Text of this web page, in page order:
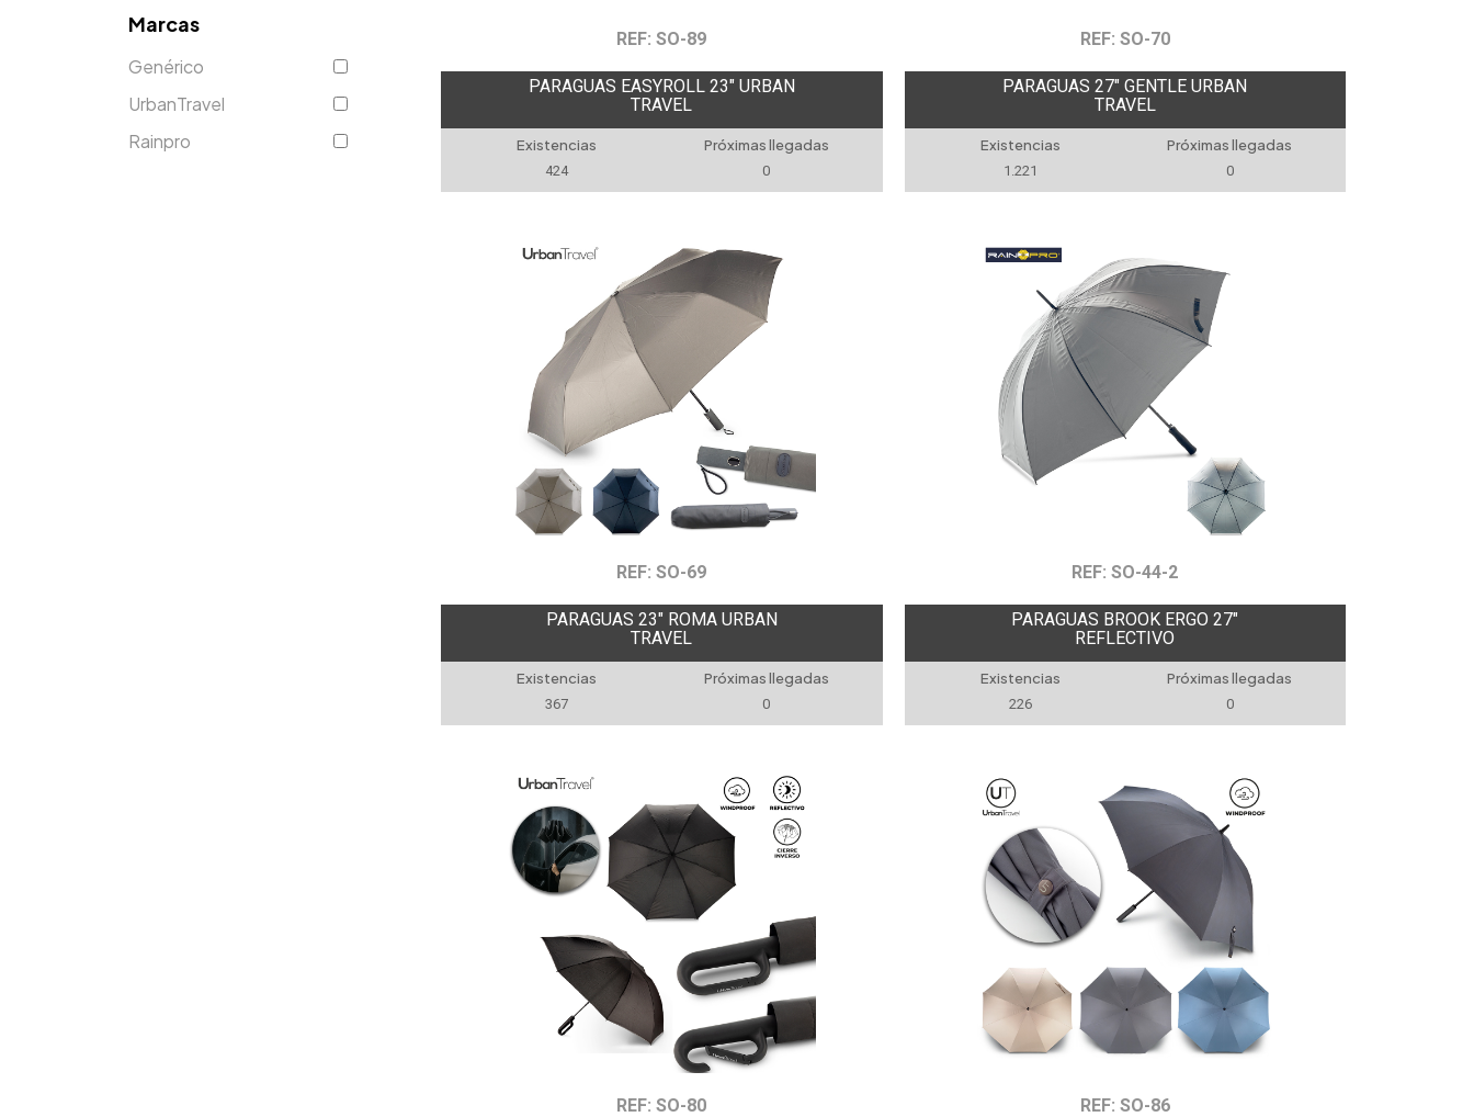
Marcas
Genérico
UrbanTravel
Rainpro
REF: SO-89
PARAGUAS EASYROLL 23" URBAN
TRAVEL
Existencias
424
Próximas llegadas
0
REF: SO-70
PARAGUAS 27" GENTLE URBAN
TRAVEL
Existencias
1.221
Próximas llegadas
0
REF: SO-69
PARAGUAS 23" ROMA URBAN
TRAVEL
Existencias
367
Próximas llegadas
0
REF: SO-44-2
PARAGUAS BROOK ERGO 27"
REFLECTIVO
Existencias
226
Próximas llegadas
0
REF: SO-80 REF: SO-86